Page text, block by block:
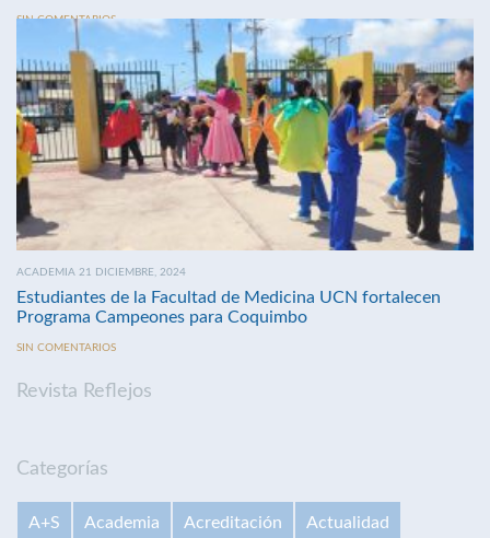
SIN COMENTARIOS
ACADEMIA 21 DICIEMBRE, 2024
Estudiantes de la Facultad de Medicina UCN fortalecen
Programa Campeones para Coquimbo
SIN COMENTARIOS
Revista Reflejos
Categorías
A+S Academia Acreditación Actualidad